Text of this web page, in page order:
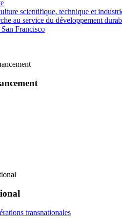
scientifique, technique et
au service du développement
Francisco
transnationales